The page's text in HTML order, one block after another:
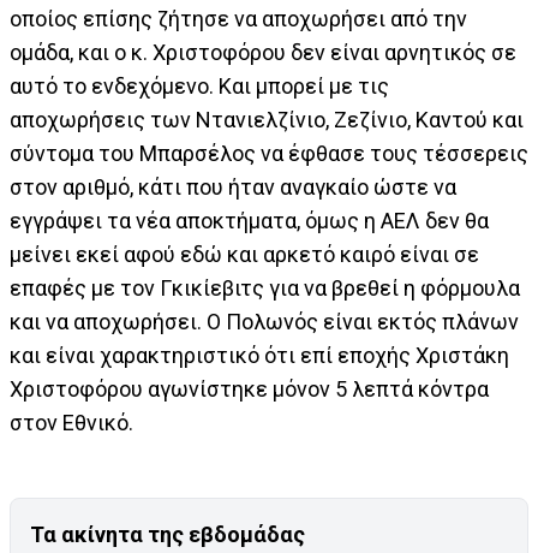
οποίος επίσης ζήτησε να αποχωρήσει από την
ομάδα, και ο κ. Χριστοφόρου δεν είναι αρνητικός σε
αυτό το ενδεχόμενο. Και μπορεί με τις
αποχωρήσεις των Ντανιελζίνιο, Ζεζίνιο, Καντού και
σύντομα του Μπαρσέλος να έφθασε τους τέσσερεις
στον αριθμό, κάτι που ήταν αναγκαίο ώστε να
εγγράψει τα νέα αποκτήματα, όμως η ΑΕΛ δεν θα
μείνει εκεί αφού εδώ και αρκετό καιρό είναι σε
επαφές με τον Γκικίεβιτς για να βρεθεί η φόρμουλα
και να αποχωρήσει. Ο Πολωνός είναι εκτός πλάνων
και είναι χαρακτηριστικό ότι επί εποχής Χριστάκη
Χριστοφόρου αγωνίστηκε μόνον 5 λεπτά κόντρα
στον Εθνικό.
Τα ακίνητα της εβδομάδας